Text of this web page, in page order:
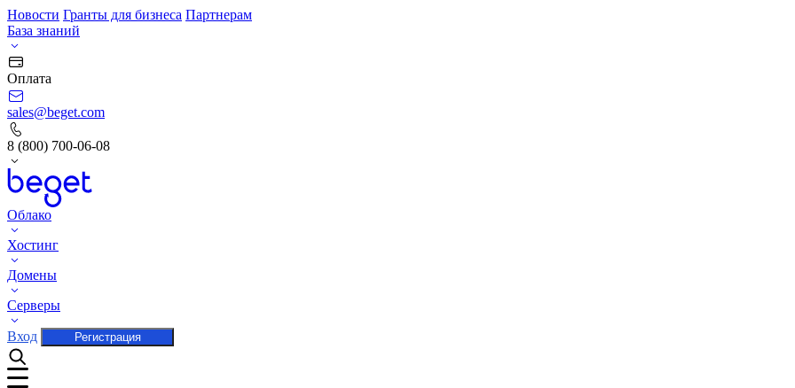
Новости Гранты для бизнеса Партнерам
База знаний
Оплата
sales@beget.com
8 (800) 700-06-08
Облако
Хостинг
Домены
Серверы
Вход Регистрация